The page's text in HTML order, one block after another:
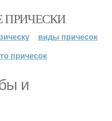
ПРИЧЕСКИ
виды причесок
причесок
и